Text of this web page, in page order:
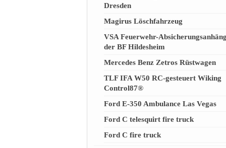
Dresden
Magirus Löschfahrzeug
VSA Feuerwehr-
der BF Hildesheim
Mercedes Benz Zetros Rüstwagen
TLF IFA W50 RC-gesteuert Wiking
Control87®
Ford E-350 Ambulance Las Vegas
Ford C telesquirt fire truck
Ford C fire truck